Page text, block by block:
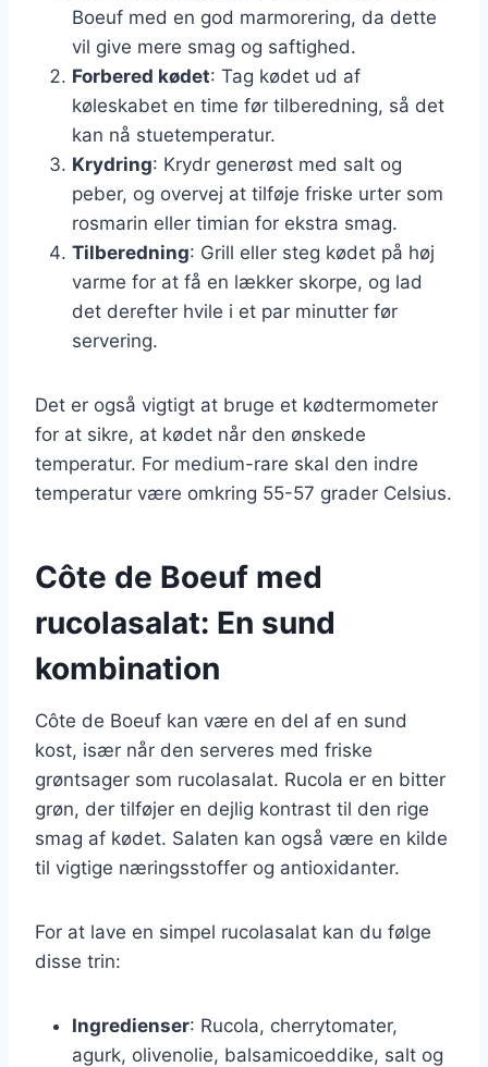
Boeuf med en god marmorering, da dette
vil give mere smag og saftighed.
Forbered kødet: Tag kødet ud af
køleskabet en time før tilberedning, så det
kan nå stuetemperatur.
Krydring: Krydr generøst med salt og
peber, og overvej at tilføje friske urter som
rosmarin eller timian for ekstra smag.
Tilberedning: Grill eller steg kødet på høj
varme for at få en lækker skorpe, og lad
det derefter hvile i et par minutter før
servering.
Det er også vigtigt at bruge et kødtermometer
for at sikre, at kødet når den ønskede
temperatur. For medium-rare skal den indre
temperatur være omkring 55-57 grader Celsius.
Côte de Boeuf med
rucolasalat: En sund
kombination
Côte de Boeuf kan være en del af en sund
kost, især når den serveres med friske
grøntsager som rucolasalat. Rucola er en bitter
grøn, der tilføjer en dejlig kontrast til den rige
smag af kødet. Salaten kan også være en kilde
til vigtige næringsstoffer og antioxidanter.
For at lave en simpel rucolasalat kan du følge
disse trin:
Ingredienser: Rucola, cherrytomater,
agurk, olivenolie, balsamicoeddike, salt og